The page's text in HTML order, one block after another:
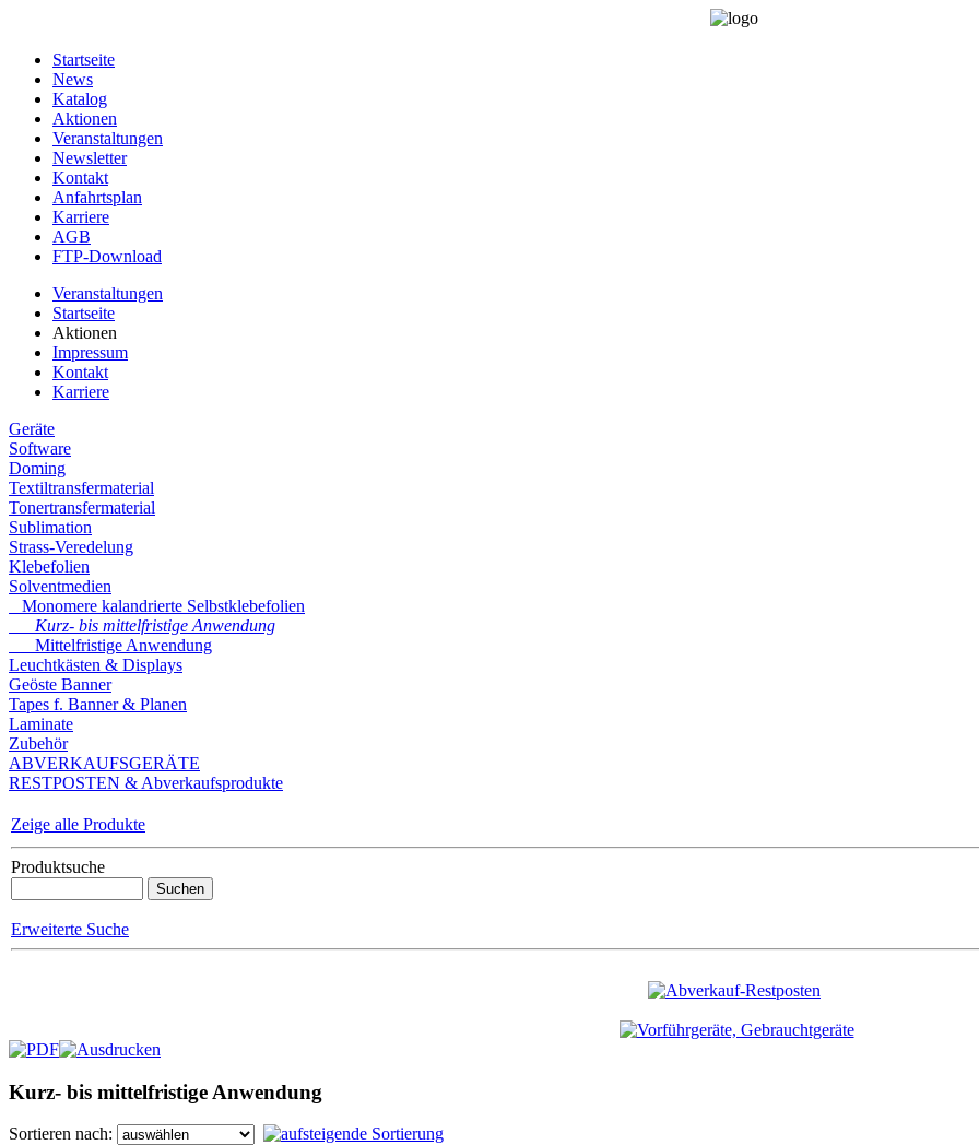
Startseite
News
Katalog
Aktionen
Veranstaltungen
Newsletter
Kontakt
Anfahrtsplan
Karriere
AGB
FTP-Download
Veranstaltungen
Startseite
Aktionen
Impressum
Kontakt
Karriere
Geräte
Software
Doming
Textiltransfermaterial
Tonertransfermaterial
Sublimation
Strass-Veredelung
Klebefolien
Solventmedien
Monomere kalandrierte Selbstklebefolien
Kurz- bis mittelfristige Anwendung
Mittelfristige Anwendung
Leuchtkästen & Displays
Geöste Banner
Tapes f. Banner & Planen
Laminate
Zubehör
ABVERKAUFSGERÄTE
RESTPOSTEN & Abverkaufsprodukte
Zeige alle Produkte
Produktsuche
Erweiterte Suche
Kurz- bis mittelfristige Anwendung
Sortieren nach: